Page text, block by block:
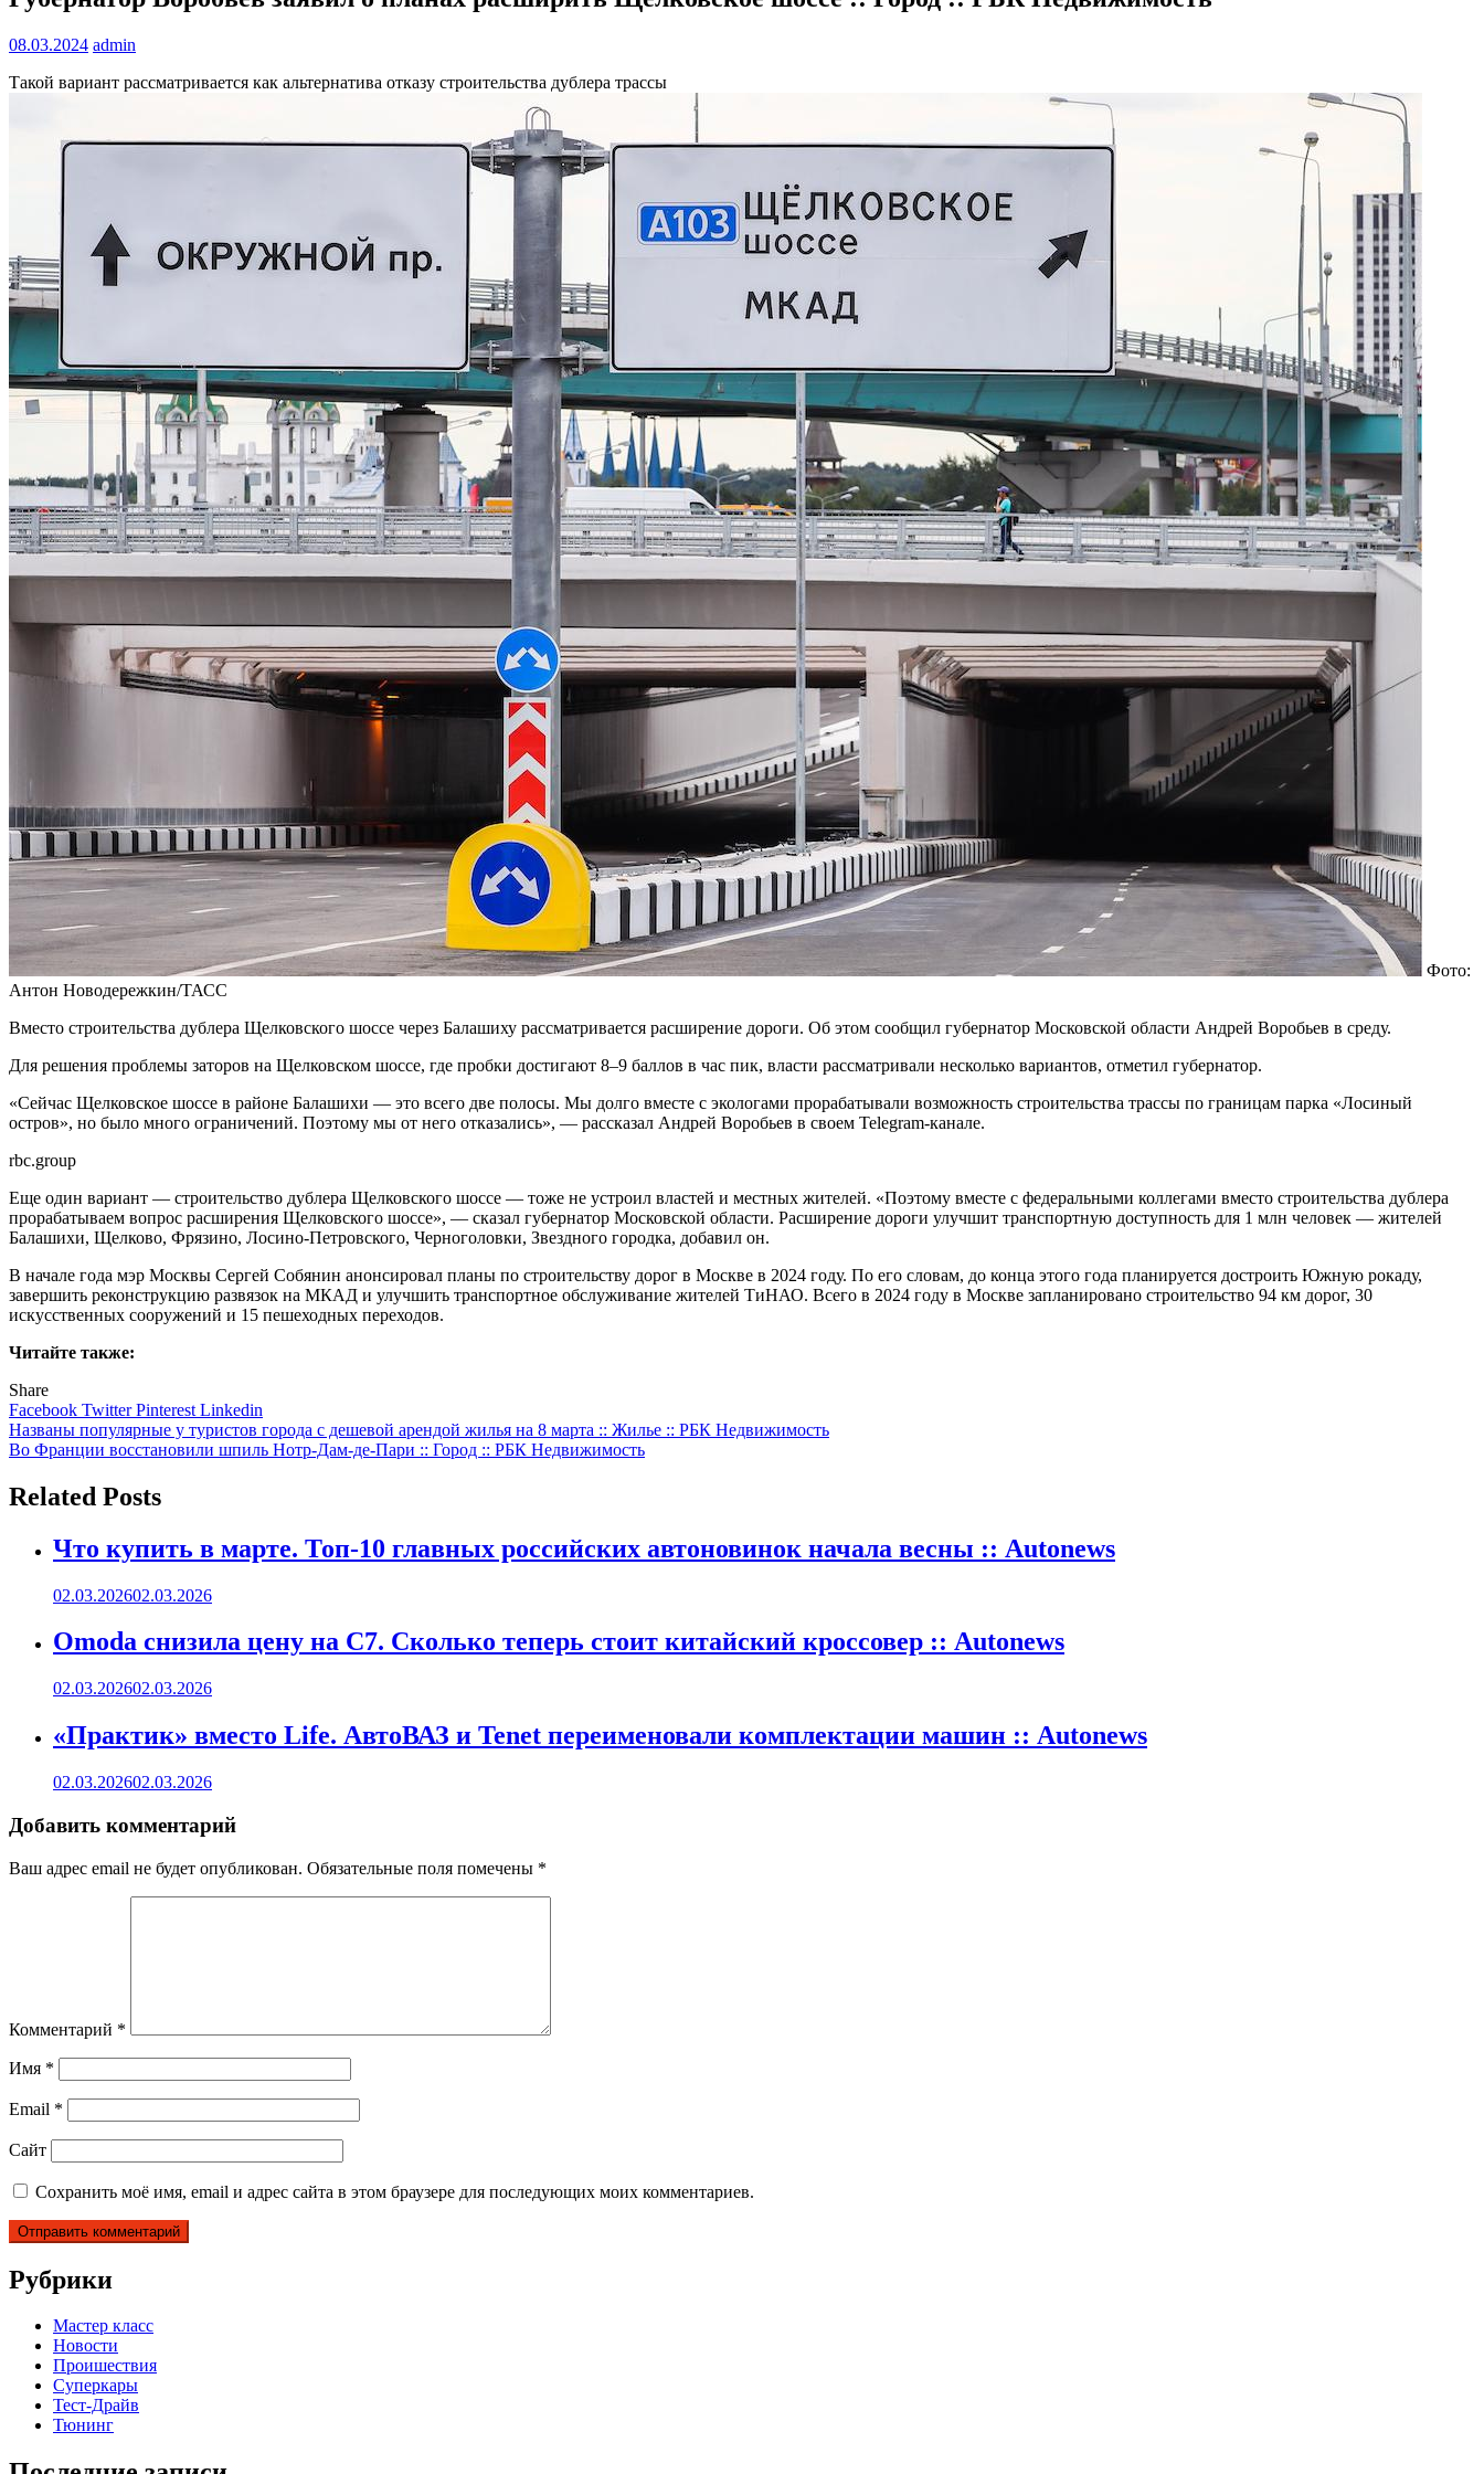
08.03.2024 admin
Такой вариант рассматривается как альтернатива отказу строительства дублера трассы
Фото:
Антон Новодережкин/ТАСС
Вместо строительства дублера Щелковского шоссе через Балашиху рассматривается расширение дороги. Об этом сообщил губернатор Московской области Андрей Воробьев в среду.
Для решения проблемы заторов на Щелковском шоссе, где пробки достигают 8–9 баллов в час пик, власти рассматривали несколько вариантов, отметил губернатор.
«Сейчас Щелковское шоссе в районе Балашихи — это всего две полосы. Мы долго вместе с экологами прорабатывали возможность строительства трассы по границам парка «Лосиный
остров», но было много ограничений. Поэтому мы от него отказались», — рассказал Андрей Воробьев в своем Telegram-канале.
rbc.group
Еще один вариант — строительство дублера Щелковского шоссе — тоже не устроил властей и местных жителей. «Поэтому вместе с федеральными коллегами вместо строительства дублера
прорабатываем вопрос расширения Щелковского шоссе», — сказал губернатор Московской области. Расширение дороги улучшит транспортную доступность для 1 млн человек — жителей
Балашихи, Щелково, Фрязино, Лосино-Петровского, Черноголовки, Звездного городка, добавил он.
В начале года мэр Москвы Сергей Собянин анонсировал планы по строительству дорог в Москве в 2024 году. По его словам, до конца этого года планируется достроить Южную рокаду,
завершить реконструкцию развязок на МКАД и улучшить транспортное обслуживание жителей ТиНАО. Всего в 2024 году в Москве запланировано строительство 94 км дорог, 30
искусственных сооружений и 15 пешеходных переходов.
Читайте также:
Share
Facebook TwitterPinterest Linkedin
Навигация
по
записям
Названы популярные у туристов города с дешевой арендой жилья на 8 марта :: Жилье :: РБК Недвижимость
Во Франции восстановили шпиль Нотр-Дам-де-Пари :: Город :: РБК Недвижимость
Related Posts
Что купить в марте. Топ-10 главных российских автоновинок начала весны :: Autonews
02.03.202602.03.2026
Omoda снизила цену на C7. Сколько теперь стоит китайский кроссовер :: Autonews
02.03.202602.03.2026
«Практик» вместо Life. АвтоВАЗ и Tenet переименовали комплектации машин :: Autonews
02.03.202602.03.2026
Добавить комментарий
Ваш адрес email не будет опубликован. Обязательные поля помечены *
Комментарий *
Имя *
Email *
Сайт
Сохранить моё имя, email и адрес сайта в этом браузере для последующих моих комментариев.
Рубрики
Мастер класс
Новости
Проишествия
Суперкары
Тест-Драйв
Тюнинг